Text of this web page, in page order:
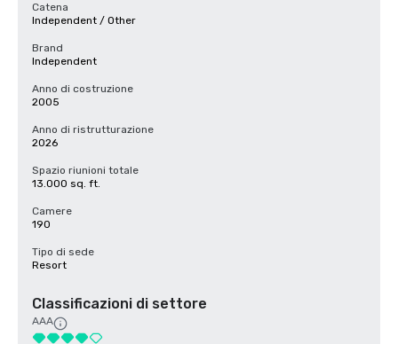
Catena
Independent / Other
Brand
Independent
Anno di costruzione
2005
Anno di ristrutturazione
2026
Spazio riunioni totale
13.000 sq. ft.
Camere
190
Tipo di sede
Resort
Classificazioni di settore
AAA